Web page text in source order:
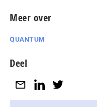
Meer over
QUANTUM
Deel